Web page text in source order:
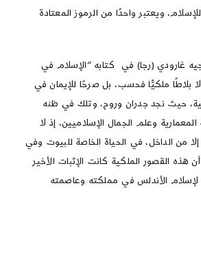
ويعتبر واحدًا من الرموز المعتادة
غارودي (رجا) في كتابه “الإسلام في
بلاطًا ملكيًّا فحسب، بل صرحًا للإيمان في
حيث نجد جدران وروح، وتلك في ظنه
وعلم الجمال الإسلاميين، إذ لا
من الداخل، في الحياة الخاصة للبيوت وفي
هذه القصور الملكية كانت الإثبات الأخير
لإسلام الأندلس في مملكته وعاصمته